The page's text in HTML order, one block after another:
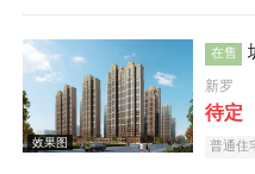
在售
新罗
待定
普通住